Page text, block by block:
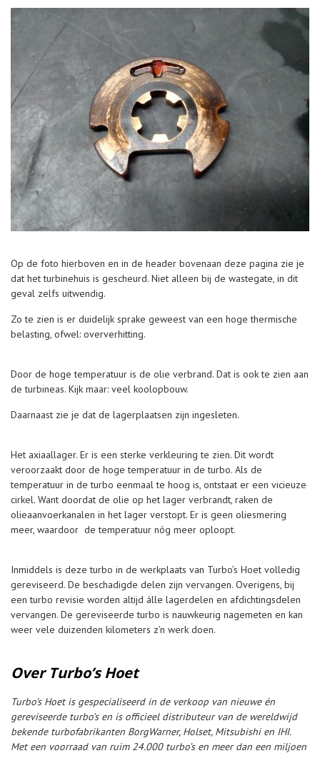
Op de foto hierboven en in de header bovenaan deze pagina zie je
dat het turbinehuis is gescheurd. Niet alleen bij de wastegate, in dit
geval zelfs uitwendig.
Zo te zien is er duidelijk sprake geweest van een hoge thermische
belasting, ofwel: oververhitting.
Door de hoge temperatuur is de olie verbrand. Dat is ook te zien aan
de turbineas. Kijk maar: veel koolopbouw.
Daarnaast zie je dat de lagerplaatsen zijn ingesleten.
Het axiaallager. Er is een sterke verkleuring te zien. Dit wordt
veroorzaakt door de hoge temperatuur in de turbo. Als de
temperatuur in de turbo eenmaal te hoog is, ontstaat er een vicieuze
cirkel. Want doordat de olie op het lager verbrandt, raken de
olieaanvoerkanalen in het lager verstopt. Er is geen oliesmering
meer, waardoor de temperatuur nóg meer oploopt.
Inmiddels is deze turbo in de werkplaats van Turbo’s Hoet volledig
gereviseerd. De beschadigde delen zijn vervangen. Overigens, bij
een turbo revisie worden altijd álle lagerdelen en afdichtingsdelen
vervangen. De gereviseerde turbo is nauwkeurig nagemeten en kan
weer vele duizenden kilometers z’n werk doen.
Over Turbo’s Hoet
Turbo’s Hoet is gespecialiseerd in de verkoop van nieuwe én
gereviseerde turbo’s en is officieel distributeur van de wereldwijd
bekende turbofabrikanten BorgWarner, Holset, Mitsubishi en IHI.
Met een voorraad van ruim 24.000 turbo’s en meer dan een miljoen